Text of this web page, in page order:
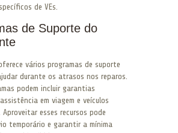
de VEs.
de Suporte do
vários programas de suporte
durante os atrasos nos reparos.
podem incluir garantias
em viagem e veículos
Aproveitar esses recursos pode
temporário e garantir a mínima